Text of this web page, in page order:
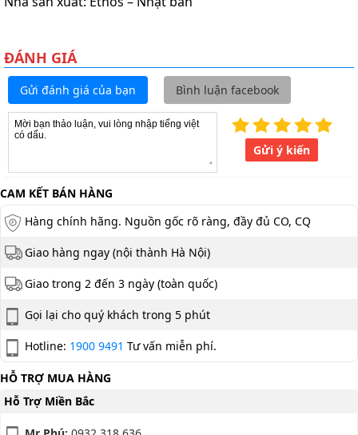
ĐÁNH GIÁ
Gửi đánh giá của bạn Bình luận facebook
Gửi ý kiến
CAM KẾT BÁN HÀNG
Hàng chính hãng. Nguồn gốc rõ ràng, đầy đủ CO, CQ
Giao hàng ngay (nội thành Hà Nội)
Giao trong 2 đến 3 ngày (toàn quốc)
Gọi lại cho quý khách trong 5 phút
Hotline: 1900 9491 Tư vấn miễn phí.
HỖ TRỢ MUA HÀNG
Hỗ Trợ Miền Bắc